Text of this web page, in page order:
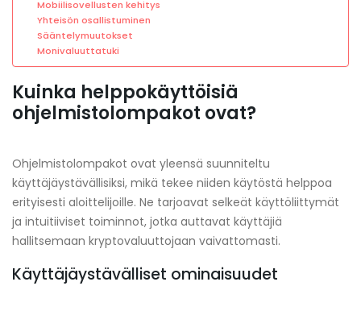
Mobiilisovellusten kehitys
Yhteisön osallistuminen
Sääntelymuutokset
Monivaluuttatuki
Kuinka helppokäyttöisiä
ohjelmistolompakot ovat?
Ohjelmistolompakot ovat yleensä suunniteltu
käyttäjäystävällisiksi, mikä tekee niiden käytöstä helppoa
erityisesti aloittelijoille. Ne tarjoavat selkeät käyttöliittymät
ja intuitiiviset toiminnot, jotka auttavat käyttäjiä
hallitsemaan kryptovaluuttojaan vaivattomasti.
Käyttäjäystävälliset ominaisuudet